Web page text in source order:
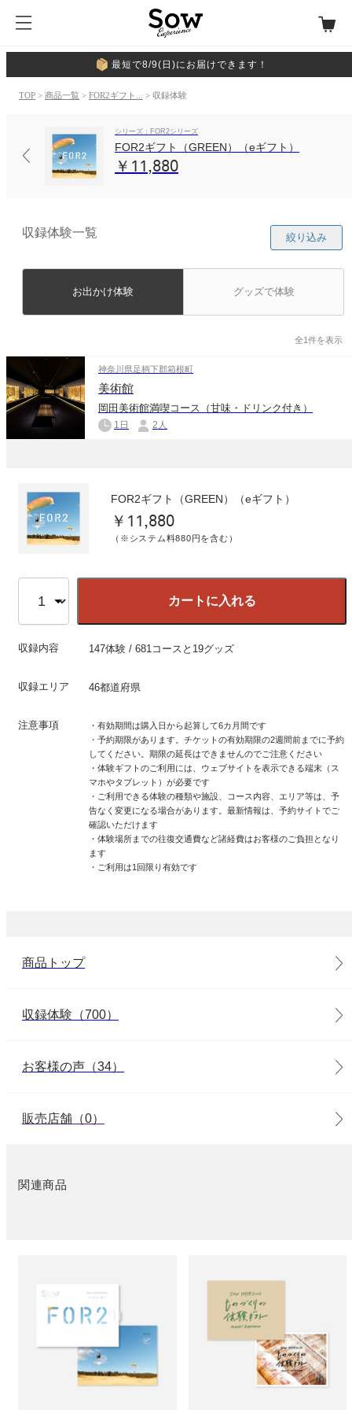
最短で8/9(日)にお届けできます！
TOP > 商品一覧 > FOR2ギフト... > 収録体験
シリーズ：FOR2シリーズ
FOR2ギフト（GREEN）（eギフト）
￥11,880
収録体験一覧 絞り込み
お出かけ体験 グッズで体験
全1件を表示
神奈川県足柄下郡箱根町
美術館
岡田美術館満喫コース（甘味・ドリンク付き）
1日 2人
FOR2ギフト（GREEN）（eギフト）
￥11,880
（※システム料880円を含む）
カートに入れる
収録内容 147体験 / 681コースと19グッズ
収録エリア 46都道府県
注意事項
・有効期間は購入日から起算して6カ月間です
・予約期限があります。チケットの有効期限の2週間前までに予約
してください。期限の延長はできませんのでご注意ください
・体験ギフトのご利用には、ウェブサイトを表示できる端末（ス
マホやタブレット）が必要です
・ご利用できる体験の種類や施設、コース内容、エリア等は、予
告なく変更になる場合があります。最新情報は、予約サイトでご
確認いただけます
・体験場所までの往復交通費など諸経費はお客様のご負担となり
ます
・ご利用は1回限り有効です
商品トップ
収録体験（700）
お客様の声（34）
販売店舗（0）
関連商品